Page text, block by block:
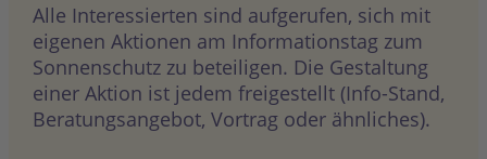
Alle Interessierten sind aufgerufen, sich mit
eigenen Aktionen am Informationstag zum
Sonnenschutz zu beteiligen. Die Gestaltung
einer Aktion ist jedem freigestellt (Info-Stand,
Beratungsangebot, Vortrag oder ähnliches).